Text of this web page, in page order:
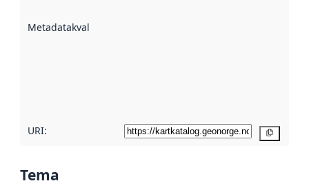
Metadatakvalitet
URI:
Tema